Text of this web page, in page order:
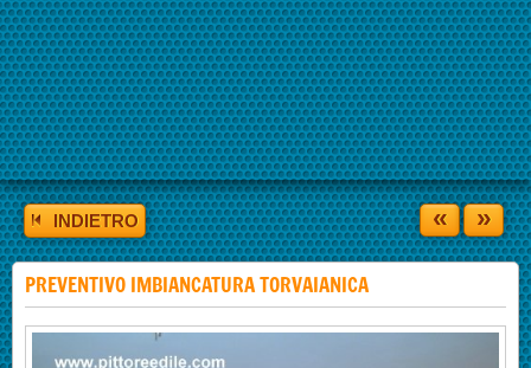
INDIETRO « »
PREVENTIVO IMBIANCATURA TORVAIANICA